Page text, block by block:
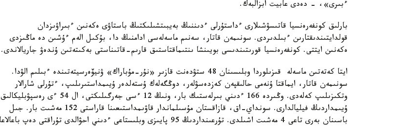
ءبىرى»، - دەدى عابيت ابزالبەك.
بارلىق كونفەرەنسيا قاتىسۋشىلارى ءداستۇرلى ءدىننىڭ بەيبىتشىلىكتىڭ باستاۋى ەكەنىن ءبىراۋىزدان
قولدايتىندىقتارىن ءبىلدىردى. سونىمەن قاتار، سەنىم ماسەلەسى ادامنىڭ دا، بۇكىل الەم ءۇشىن دە ماڭىزدى
ەكەنىن ايتتى. كونفەرەنسيا قورىتىندىسى بويىنشا ىنتىماقتاستىق قارىم-قاتىناستى بەكىتەتىن ۇندەۋ جاريالاندى.
ايتا كەتەتىن ماسەلە قىزىلوردا وبلىسىنان 48 ستۋدەنت قازىر «نۇر-مۇباراك» ۋنيۆەرسيتەتىندە ءبىلىم الۋدا.
سونىمەن قاتار، ايماقتا ۇنەمى حالىقپەن كەزدەسۋلەر، دوڭگەلەك ۇستەلدەر ۇيىمداستىرىلىپ، ءتۇرلى شارالار
وتكىزىلىپ كەلەدى. وڭىردە 166 ءدىني بىرلەستىك بار، ونىڭ 12 ءسى جەرگىلىكتى، ال 54 ءى رەسپۋبليكالىق
ۇيىمداردىڭ فيليالدارى. سونداي-اق، قازاقستان مۇسىلماندار قاۋىمداستىعىنا قاراستى 152 مەشىت بار. جىل
باسىنان بەرى تاعى 4 مەشىت اشىلدى. تۇرعىنداردىڭ 95 پايىزى وبلىستاعى ءدىني احۋالدى تۇراقتى دەپ باعالاعان.